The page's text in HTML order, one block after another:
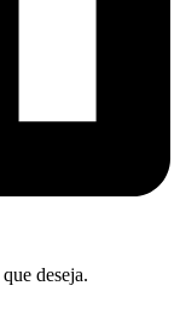
deseja.